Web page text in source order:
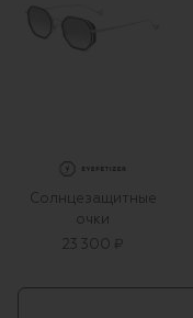
Солнцезащитные
очки
23 300 ₽